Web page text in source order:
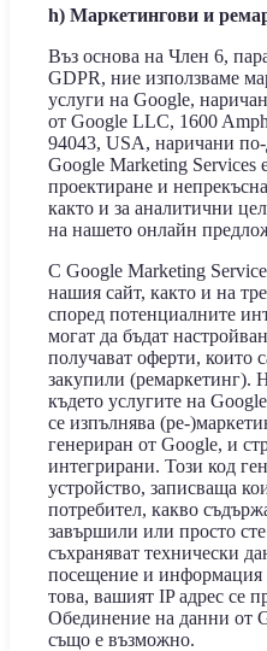
h) Маркетингови и
Въз основа на Член 6,
GDPR, ние използваме
услуги на Google,
от Google LLC, 1600
94043, USA, наричани
Google Marketing Services
проектиране и
както и за аналитични
на нашето онлайн
С Google Marketing
нашия сайт, както и на
според потенциалните
могат да бъдат
получават оферти, които
закупили (ремаркетинг).
където услугите на
се изпълнява (ре-
генериран от Google, и
интегрирани. Този код
устройство, записваща
потребител, какво
завършили или просто
съхраняват технически
посещение и информация
това, вашият IP адрес се
Обединение на данни от
също е възможно.